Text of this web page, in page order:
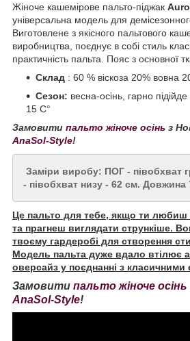
Жіноче кашемірове пальто-піджак
універсальна модель для
Виготовлене з якісного пальтового
виробництва, поєднує в собі стиль
практичність пальта. Пояс з основної
Склад : 60 % віскоза 20% вовна
Сезон: весна-осінь, гарно
15 С°
Замовити пальто жіноче осінь з
AnaSol-Style!
Заміри виробу: ПОГ - півобхват
- півобхват низу - 62 см. Довжина
Це пальто для тебе, якщо ти любиш
та прагнеш виглядати стрункіше.
твоєму гардеробі для створення
Модель пальта дуже вдало втілює
оверсайз у поєднанні з класичними
Замовити пальто жіноче осінь
AnaSol-Style!